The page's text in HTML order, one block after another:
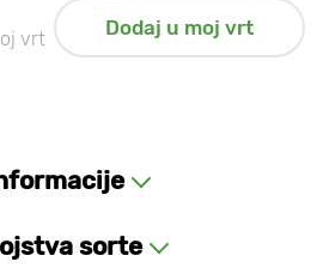
vrt
Dodaj u moj vrt
sorte